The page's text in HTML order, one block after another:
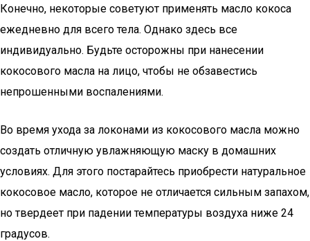
Конечно, некоторые советуют применять масло кокоса
ежедневно для всего тела. Однако здесь все
индивидуально. Будьте осторожны при нанесении
кокосового масла на лицо, чтобы не обзавестись
непрошенными воспалениями.
Во время ухода за локонами из кокосового масла можно
создать отличную увлажняющую маску в домашних
условиях. Для этого постарайтесь приобрести натуральное
кокосовое масло, которое не отличается сильным запахом,
но твердеет при падении температуры воздуха ниже 24
градусов.